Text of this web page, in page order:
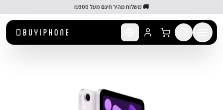
🚚 משלוח מהיר חינם מעל ₪300